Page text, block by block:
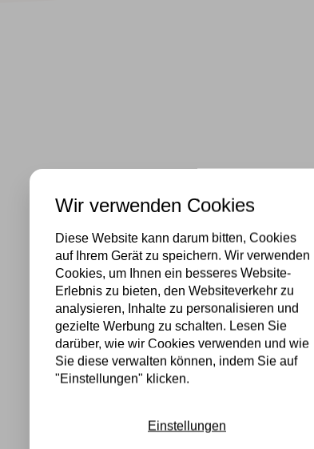
Wir verwenden Cookies
Diese Website kann darum bitten, Cookies
auf Ihrem Gerät zu speichern. Wir verwenden
Cookies, um Ihnen ein besseres Website-
Erlebnis zu bieten, den Websiteverkehr zu
analysieren, Inhalte zu personalisieren und
gezielte Werbung zu schalten. Lesen Sie
darüber, wie wir Cookies verwenden und wie
Sie diese verwalten können, indem Sie auf
"Einstellungen" klicken.
Einstellungen